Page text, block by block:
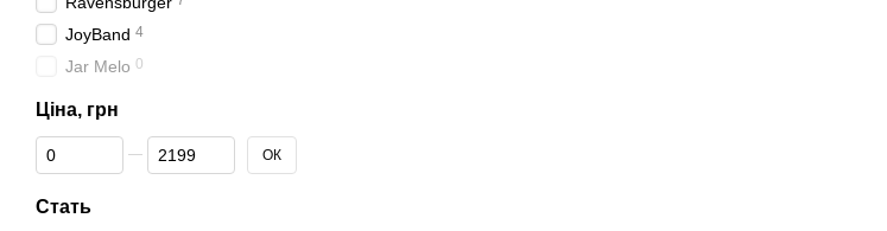
JoyBand 4
Jar Melo 0
Ціна, грн
Від Ціна, грн
До Ціна, грн ОК
Стать